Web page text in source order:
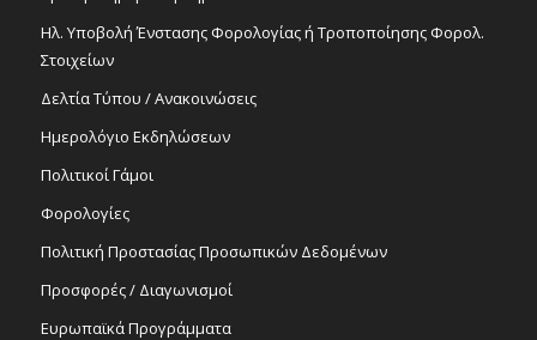
Ηλ. Υποβολή Ένστασης Φορολογίας ή Τροποποίησης Φορολ.
Στοιχείων
Δελτία Τύπου / Ανακοινώσεις
Ημερολόγιο Εκδηλώσεων
Πολιτικοί Γάμοι
Φορολογίες
Πολιτική Προστασίας Προσωπικών Δεδομένων
Προσφορές / Διαγωνισμοί
Ευρωπαϊκά Προγράμματα